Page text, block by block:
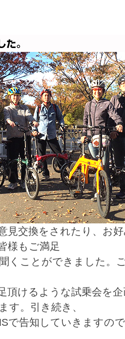
見交換をされたり、お
様もご満足
くことができました。
頂けるような試乗会を
す。引き続き、
で告知していきますの